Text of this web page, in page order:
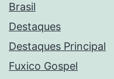
Brasil
Destaques
Destaques Principal
Fuxico Gospel